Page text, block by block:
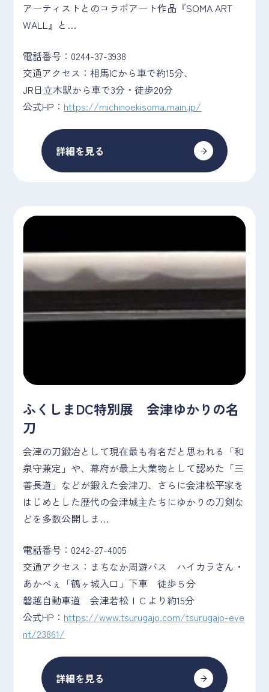
アーティストとのコラボアート作品『SOMA ART
WALL』と…
電話番号：0244-37-3938
交通アクセス：相馬ICから車で約15分、
JR日立木駅から車で3分・徒歩20分
公式HP： https://michinoekisoma.main.jp/
詳細を見る
ふくしまDC特別展 会津ゆかりの名
刀
会津の刀鍛冶として現在最も有名だと思われる「和
泉守兼定」や、幕府が最上大業物として認めた「三
善長道」などが鍛えた会津刀、さらに会津松平家を
はじめとした歴代の会津城主たちにゆかりの刀剣な
どを多数公開しま…
電話番号：0242-27-4005
交通アクセス：まちなか周遊バス ハイカラさん・
あかべぇ「鶴ヶ城入口」下車 徒歩５分
磐越自動車道 会津若松ＩＣより約15分
公式HP： https://www.tsurugajo.com/tsurugajo-eve
nt/23861/
詳細を見る